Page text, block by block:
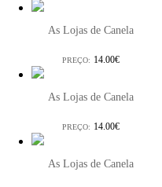
As Lojas de Canela
PREÇO: 14.00€
As Lojas de Canela
PREÇO: 14.00€
As Lojas de Canela